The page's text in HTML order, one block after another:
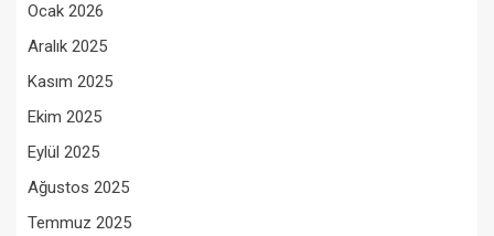
Ocak 2026
Aralık 2025
Kasım 2025
Ekim 2025
Eylül 2025
Ağustos 2025
Temmuz 2025